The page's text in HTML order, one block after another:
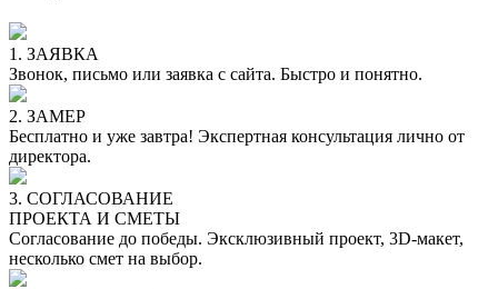
1. ЗАЯВКА
Звонок, письмо или заявка с сайта. Быстро и понятно.
2. ЗАМЕР
Бесплатно и уже завтра! Экспертная консультация лично от
директора.
3. СОГЛАСОВАНИЕ
ПРОЕКТА И СМЕТЫ
Согласование до победы. Эксклюзивный проект, 3D-макет,
несколько смет на выбор.